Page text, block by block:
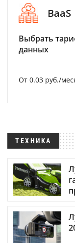
BaaS
Выбрать
данных
От 0.03 руб./
ТЕХНИКА